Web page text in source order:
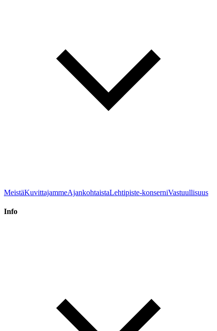
MeistäKuvittajammeAjankohtaistaLehtipiste-konserniVastuullisuus
Info